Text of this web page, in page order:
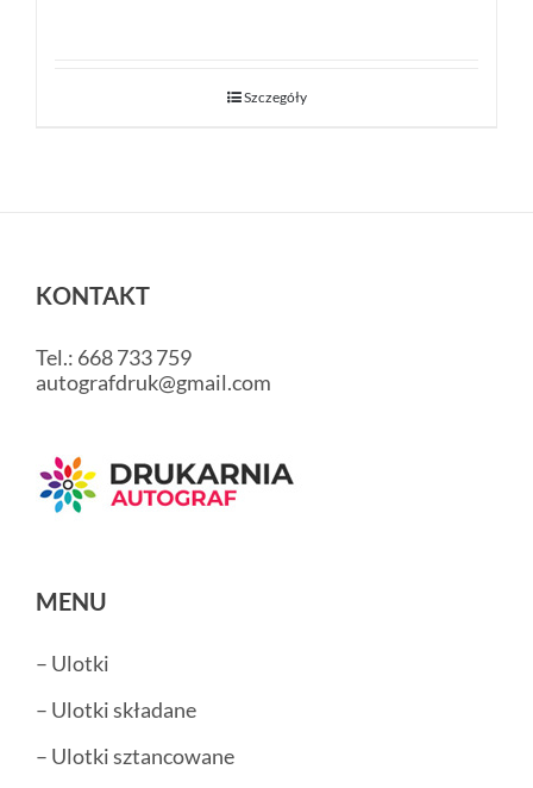
Szczegóły
KONTAKT
Tel.: 668 733 759
autografdruk@gmail.com
MENU
– Ulotki
– Ulotki składane
– Ulotki sztancowane